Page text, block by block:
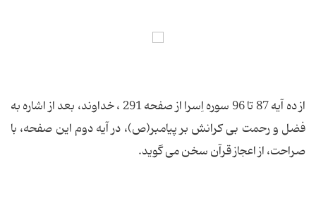
از ده آیه 87 تا 96 سوره اِسرا از صفحه 291 ، خداوند، بعد از اشاره به
فضل و رحمت بی كرانش بر پیامبر(ص)، در آیه دوم این صفحه، با
صراحت، از اعجاز قرآن سخن می گوید.